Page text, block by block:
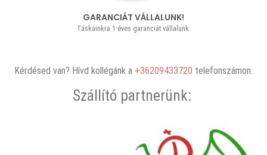
GARANCIÁT VÁLLALUNK!
Táskáinkra 1 éves garanciát vállalunk.
Kérdésed van? Hívd kollégánk a +36209433720 telefonszámon.
Szállító partnerünk: